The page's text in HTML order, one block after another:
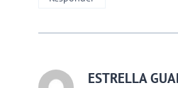
ESTRELLA